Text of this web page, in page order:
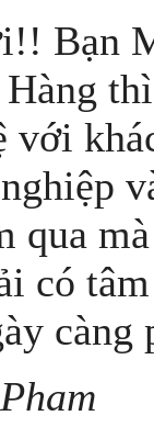
Bạn
với
qua
có